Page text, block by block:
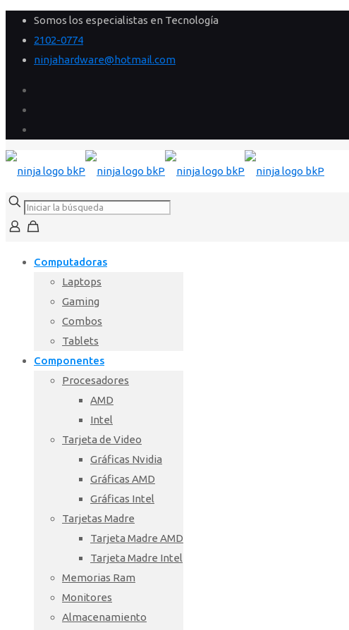
Somos los especialistas en Tecnología
2102-0774
ninjahardware@hotmail.com
Computadoras
Laptops
Gaming
Combos
Tablets
Componentes
Procesadores
AMD
Intel
Tarjeta de Video
Gráficas Nvidia
Gráficas AMD
Gráficas Intel
Tarjetas Madre
Tarjeta Madre AMD
Tarjeta Madre Intel
Memorias Ram
Monitores
Almacenamiento